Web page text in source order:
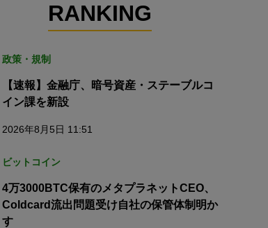
RANKING
政策・規制
【速報】金融庁、暗号資産・ステーブルコ
イン課を新設
2026年8月5日 11:51
ビットコイン
4万3000BTC保有のメタプラネットCEO、
Coldcard流出問題受け自社の保管体制明か
す